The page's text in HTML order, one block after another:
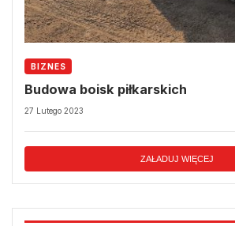
BIZNES
Budowa boisk piłkarskich
27 Lutego 2023
ZAŁADUJ WIĘCEJ